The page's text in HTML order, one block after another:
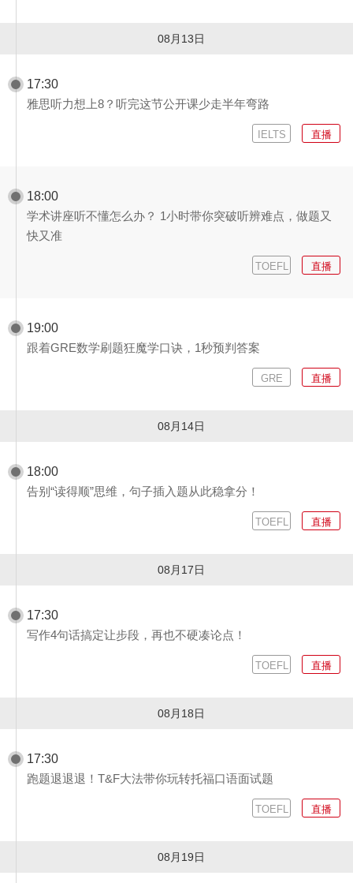
08月13日
17:30
雅思听力想上8？听完这节公开课少走半年弯路
IELTS 直播
18:00
学术讲座听不懂怎么办？ 1小时带你突破听辨难点，做题又
快又准
TOEFL 直播
19:00
跟着GRE数学刷题狂魔学口诀，1秒预判答案
GRE 直播
08月14日
18:00
告别“读得顺”思维，句子插入题从此稳拿分！
TOEFL 直播
08月17日
17:30
写作4句话搞定让步段，再也不硬凑论点！
TOEFL 直播
08月18日
17:30
跑题退退退！T&F⼤法带你玩转托福⼝语⾯试题
TOEFL 直播
08月19日